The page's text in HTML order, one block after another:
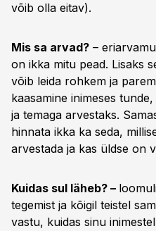
võib olla eitav).
Mis sa arvad? –
on ikka mitu pead. Lisaks
võib leida rohkem ja
kaasamine inimeses
ja temaga arvestaks.
hinnata ikka ka seda,
arvestada ja kas üldse on
Kuidas sul läheb? –
tegemist ja kõigil teistel
vastu, kuidas sinu